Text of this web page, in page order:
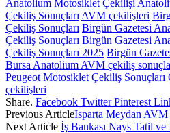
Anatolium Motosiklet Çekilişi
Çekiliş Sonuçları AVM çekilişleri
Çekiliş Sonuçları Birgün Gazetesi
Çekiliş Sonuçları Birgün Gazetesi
Çekiliş Sonuçları 2025 Birgün
Bursa Anatolium AVM çekiliş
Peugeot Motosiklet Çekiliş Sonuçları
çekilişleri
Share. Facebook Twitter Pinterest
Previous ArticleIsparta Meydan
Next Article İş Bankası Nays Tatil